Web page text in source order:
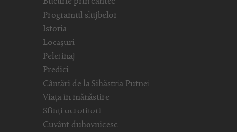
Bucurie prin cântec
Programul slujbelor
Istoria
Locașuri
Pelerinaj
Predici
Cântări de la Sihăstria Putnei
Viața în mănăstire
Sfinți ocrotitori
Cuvânt duhovnicesc